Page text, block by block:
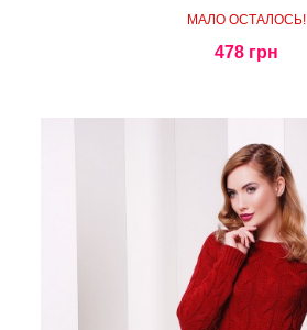
МАЛО ОСТАЛОСЬ!
478 грн